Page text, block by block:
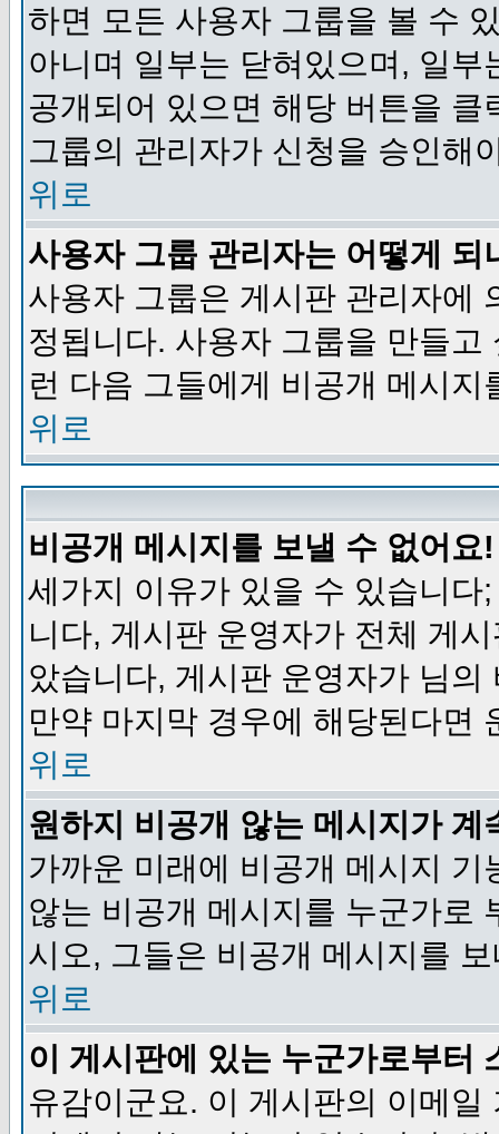
하면 모든 사용자 그룹을 볼 수
아니며 일부는 닫혀있으며, 일
공개되어 있으면 해당 버튼을
그룹의 관리자가 신청을 승인해
위로
사용자 그룹 관리자는 어떻게 되
사용자 그룹은 게시판 관리자에
정됩니다. 사용자 그룹을 만들
런 다음 그들에게 비공개 메시지
위로
비공개 메시지를 보낼 수 없어요!
세가지 이유가 있을 수 있습니
니다, 게시판 운영자가 전체 게
았습니다, 게시판 운영자가 님
만약 마지막 경우에 해당된다면
위로
원하지 비공개 않는 메시지가 계
가까운 미래에 비공개 메시지
않는 비공개 메시지를 누군가로
시오, 그들은 비공개 메시지를
위로
이 게시판에 있는 누군가로부터
유감이군요. 이 게시판의 이메